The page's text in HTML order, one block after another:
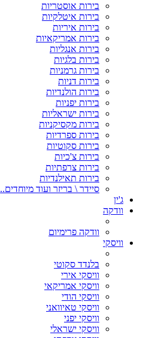
בירות אוסטריות
בירות איטלקיות
בירות איריות
בירות אמריקאיות
בירות אנגליות
בירות בלגיות
בירות גרמניות
בירות דניות
בירות הולנדיות
בירות יפניות
בירות ישראליות
בירות מקסיקניות
בירות ספרדיות
בירות סקוטיות
בירות צ'כיות
בירות צרפתיות
בירות תאילנדיות
סיידר \ בריזר ועוד מיוחדים..
ג'ין
וודקה
וודקה פרימיום
וויסקי
בלנדד סקוטי
וויסקי אירי
וויסקי אמריקאי
וויסקי הודי
וויסקי טאיוואני
וויסקי יפני
וויסקי ישראלי